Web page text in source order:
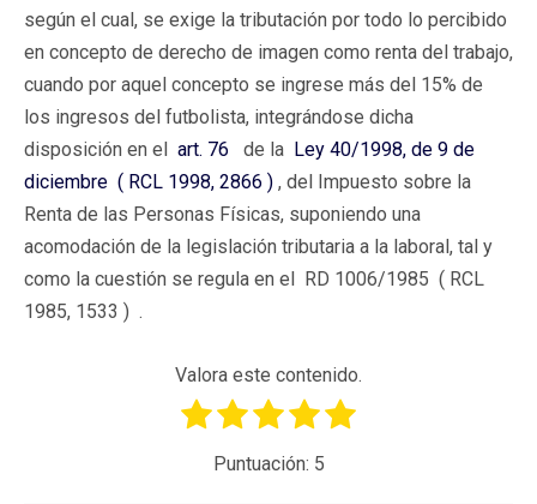
según el cual, se exige la tributación por todo lo percibido
en concepto de derecho de imagen como renta del trabajo,
cuando por aquel concepto se ingrese más del 15% de
los ingresos del futbolista, integrándose dicha
disposición en el art. 76 de la Ley 40/1998, de 9 de
diciembre ( RCL 1998, 2866 ) , del Impuesto sobre la
Renta de las Personas Físicas, suponiendo una
acomodación de la legislación tributaria a la laboral, tal y
como la cuestión se regula en el RD 1006/1985 ( RCL
1985, 1533 ) .
Valora este contenido.
Puntuación: 5